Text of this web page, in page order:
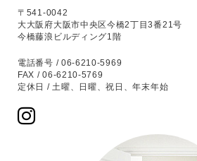
〒541-0042
大大阪府大阪市中央区今橋2丁目3番21号
今橋藤浪ビルディング1階
電話番号 / 06-6210-5969
FAX / 06-6210-5769
定休日 / 土曜、日曜、祝日、年末年始